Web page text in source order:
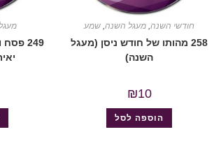
חודשי השנה, מעגל השנה, שמע
258 מהותו של חודש ניסן (מעגל
השנה)
₪10
הוספה לסל
249